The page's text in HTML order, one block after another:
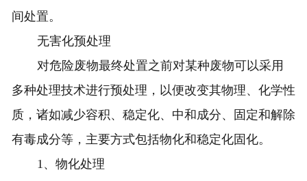
间处置。
无害化预处理
对危险废物最终处置之前对某种废物可以采用
多种处理技术进行预处理，以便改变其物理、化学性
质，诸如减少容积、稳定化、中和成分、固定和解除
有毒成分等，主要方式包括物化和稳定化固化。
1、物化处理